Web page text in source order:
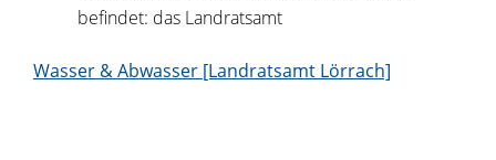
befindet: das Landratsamt
Wasser & Abwasser [Landratsamt Lörrach]